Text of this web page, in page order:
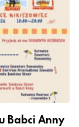
Babci Anny